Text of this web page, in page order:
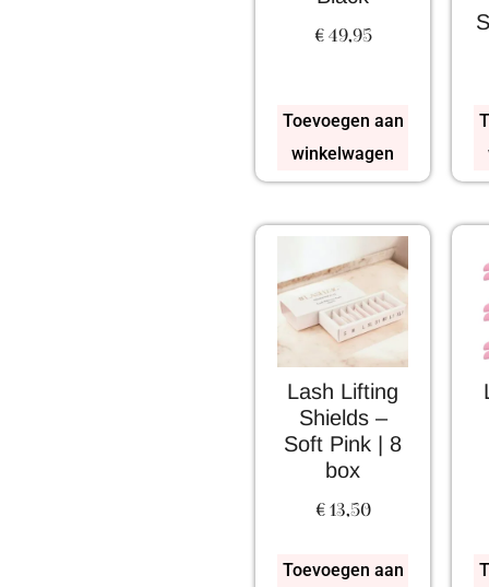
€49,95
Toevoegen aan
winkelwagen
Lash Lifting
Shields –
Soft Pink | 8
box
€13,50
Toevoegen aan